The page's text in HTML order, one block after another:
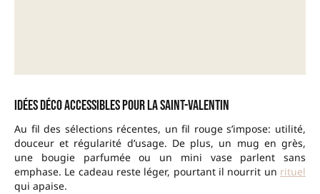
Idées déco accessibles pour la Saint-Valentin
Au fil des sélections récentes, un fil rouge s’impose: utilité,
douceur et régularité d’usage. De plus, un mug en grès,
une bougie parfumée ou un mini vase parlent sans
emphase. Le cadeau reste léger, pourtant il nourrit un rituel
qui apaise.